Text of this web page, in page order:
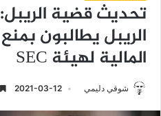
تحديث قضية
الريبل يطالبون
المالية لهيئة SEC
شوقي دليمي 2021-03-12